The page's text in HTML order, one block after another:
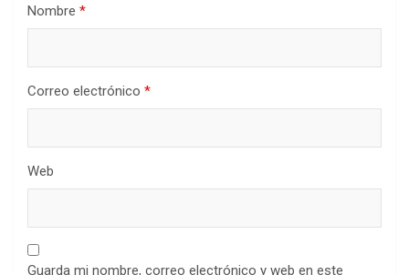
Nombre *
Correo electrónico *
Web
Guarda mi nombre, correo electrónico y web en este